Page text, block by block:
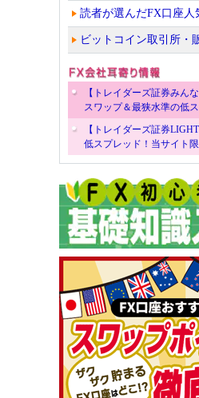
読者が選んだFX口座人
ビットコイン取引所・
【トレイダーズ証券みん
スワップ＆最狭水準の低
【トレイダーズ証券
低スプレッド！当サイト